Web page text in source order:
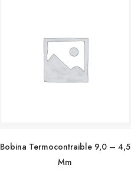
Bobina Termocontraible 9,0 – 4,5
Mm